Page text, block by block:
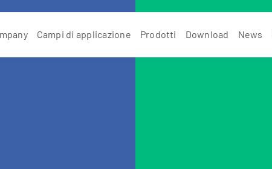
Campi di applicazione Prodotti Download News